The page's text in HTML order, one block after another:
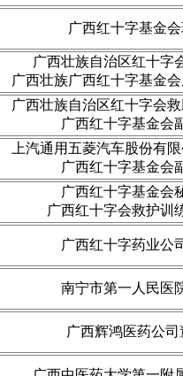
广西红十字基金
广西壮族自治区红十字
广西壮族广西红十字基金
广西壮族自治区红十字会
广西红十字基金会
上汽通用五菱汽车股份有
广西红十字基金会
广西红十字基金会
广西红十字会救护训
广西红十字药业公
南宁市第一人民医
广西辉鸿医药公